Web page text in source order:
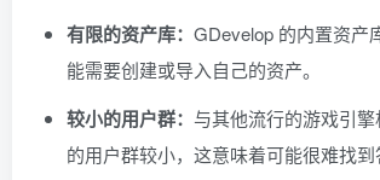
有限的资产库： GDevelop 的内置资产
能需要创建或导入自己的资产。
较小的用户群： 与其他流行的游戏引
的用户群较小，这意味着可能很难找到